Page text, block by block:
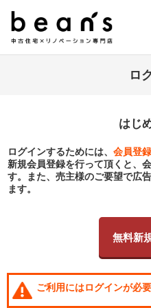
ロ
はじ
ログインするためには、会員登
新規会員登録を行って頂くと、
す。また、売主様のご要望で広
ます。
無料新
ご利用にはログインが必要